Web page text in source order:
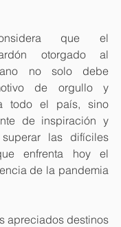
que el
otorgado al
no solo debe
de orgullo y
todo el país, sino
de inspiración y
las difíciles
enfrenta hoy el
de la pandemia
apreciados destinos